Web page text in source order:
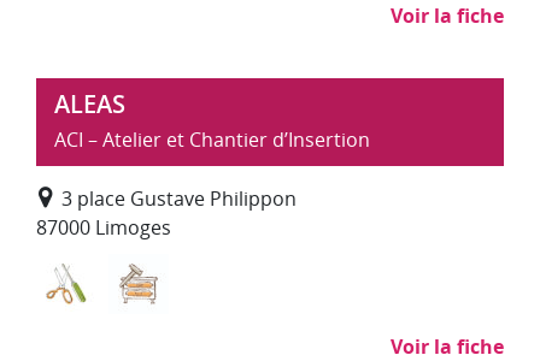
Voir la fiche
ALEAS
ACI – Atelier et Chantier d’Insertion
3 place Gustave Philippon
87000 Limoges
Recyclerie
Voir la fiche